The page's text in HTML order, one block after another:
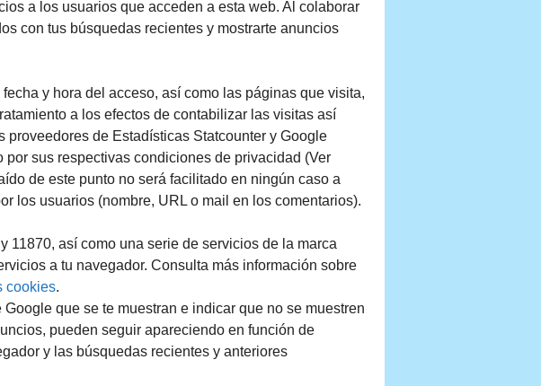
a los usuarios que acceden a esta web. Al colaborar
con tus búsquedas recientes y mostrarte anuncios
y hora del acceso, así como las páginas que visita,
a los efectos de contabilizar las visitas así
de Estadísticas Statcounter y Google
sus respectivas condiciones de privacidad (Ver
de este punto no será facilitado en ningún caso a
los usuarios (nombre, URL o mail en los comentarios).
11870, así como una serie de servicios de la marca
a tu navegador. Consulta más información sobre
cookies.
que se te muestran e indicar que no se muestren
pueden seguir apareciendo en función de
y las búsquedas recientes y anteriores